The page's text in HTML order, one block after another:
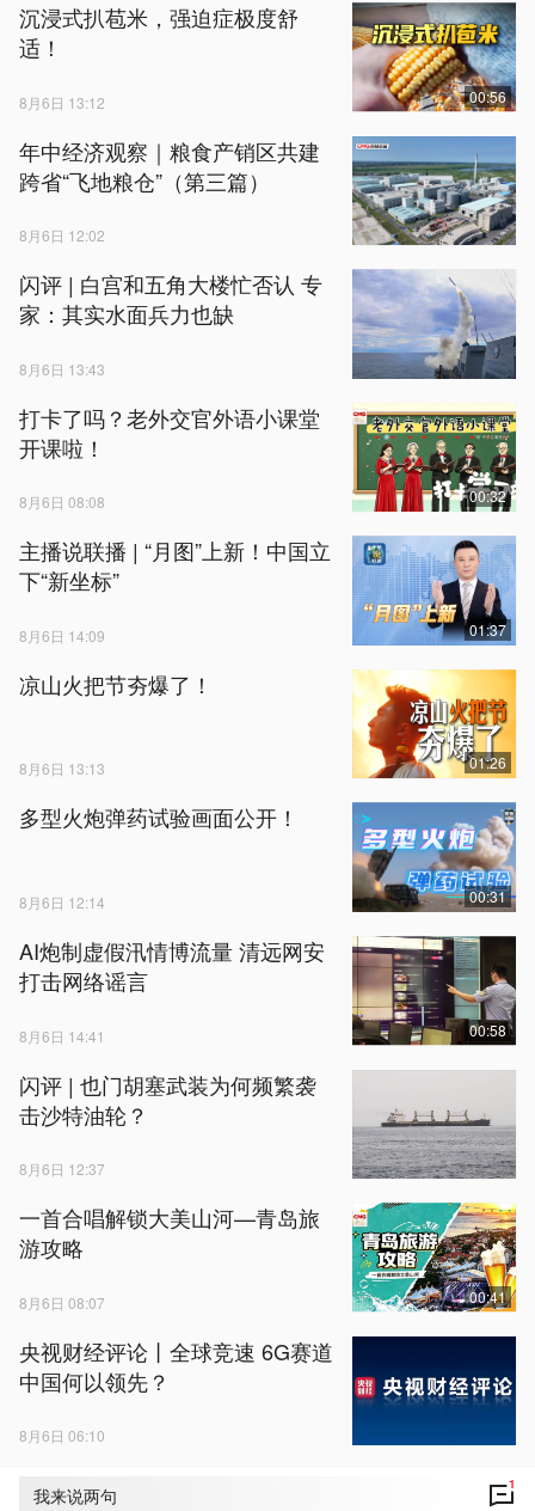
我来说两句 1
沉浸式扒苞米，强迫症极度舒
适！
8月6日 13:12 00:56
年中经济观察｜粮食产销区共建
跨省“飞地粮仓”（第三篇）
8月6日 12:02
闪评 | 白宫和五角大楼忙否认 专
家：其实水面兵力也缺
8月6日 13:43
打卡了吗？老外交官外语小课堂
开课啦！
8月6日 08:08 00:32
主播说联播 | “月图”上新！中国立
下“新坐标”
8月6日 14:09 01:37
凉山火把节夯爆了！
8月6日 13:13 01:26
多型火炮弹药试验画面公开！
8月6日 12:14 00:31
AI炮制虚假汛情博流量 清远网安
打击网络谣言
8月6日 14:41 00:58
闪评 | 也门胡塞武装为何频繁袭
击沙特油轮？
8月6日 12:37
一首合唱解锁大美山河—青岛旅
游攻略
8月6日 08:07 00:41
央视财经评论丨全球竞速 6G赛道
中国何以领先？
8月6日 06:10